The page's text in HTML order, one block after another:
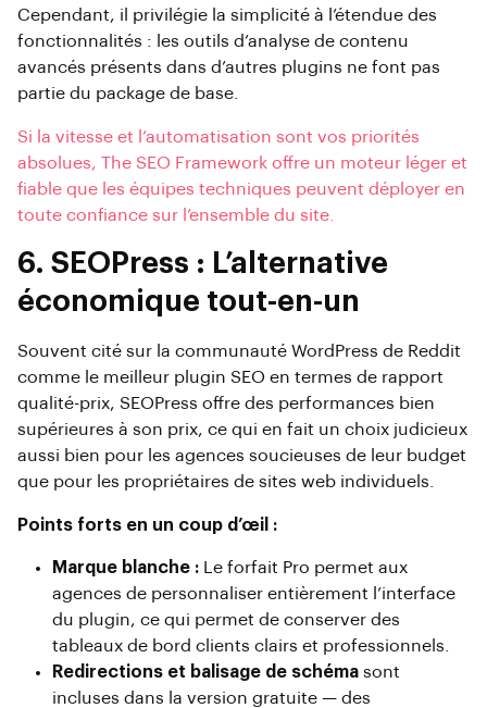
Cependant, il privilégie la simplicité à l’étendue des
fonctionnalités : les outils d’analyse de contenu
avancés présents dans d’autres plugins ne font pas
partie du package de base.
Si la vitesse et l’automatisation sont vos priorités
absolues, The SEO Framework offre un moteur léger et
fiable que les équipes techniques peuvent déployer en
toute confiance sur l’ensemble du site.
6. SEOPress : L’alternative
économique tout-en-un
Souvent cité sur la communauté WordPress de Reddit
comme le meilleur plugin SEO en termes de rapport
qualité-prix, SEOPress offre des performances bien
supérieures à son prix, ce qui en fait un choix judicieux
aussi bien pour les agences soucieuses de leur budget
que pour les propriétaires de sites web individuels.
Points forts en un coup d’œil :
Marque blanche : Le forfait Pro permet aux
agences de personnaliser entièrement l’interface
du plugin, ce qui permet de conserver des
tableaux de bord clients clairs et professionnels.
Redirections et balisage de schéma sont
incluses dans la version gratuite — des